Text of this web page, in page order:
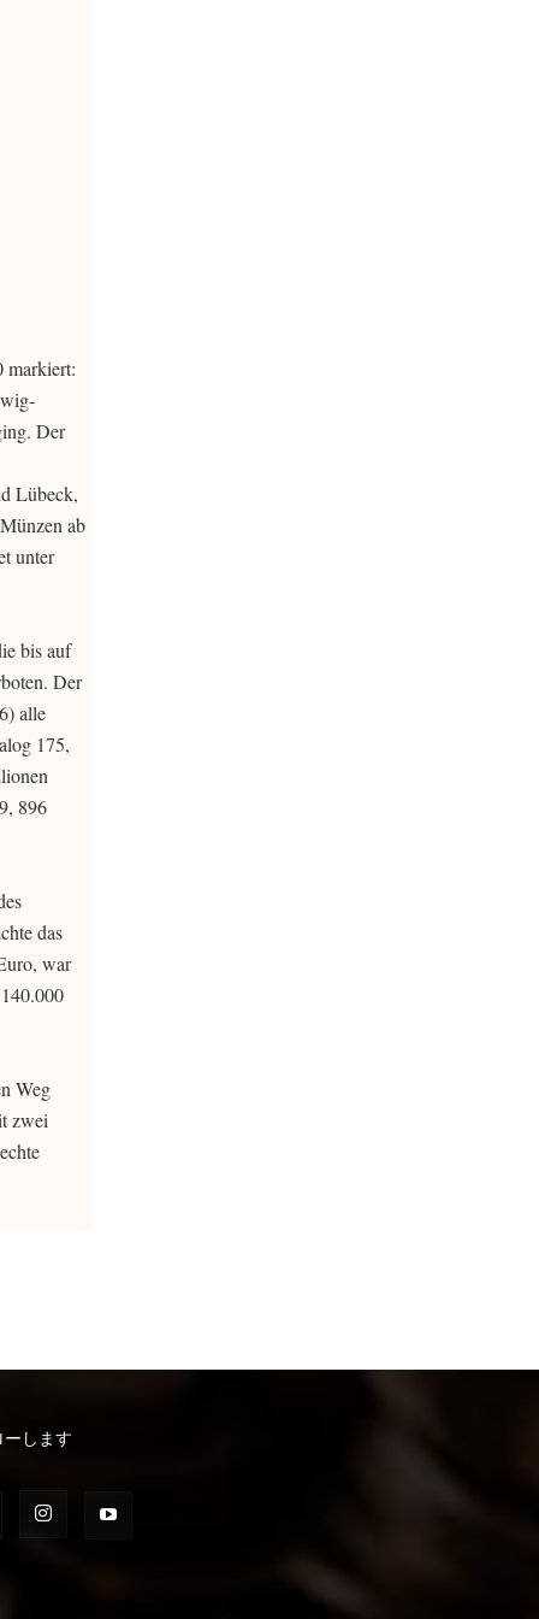
markiert:
Der
Lübeck,
ab
unter
bis auf
Der
alle
175,
896
das
war
Weg
zwei
ーします